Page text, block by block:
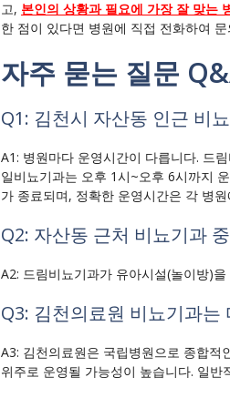
고, 본인의 상황과 필요에 가장 잘 맞는
한 점이 있다면 병원에 직접 전화하여
자주 묻는 질문
Q1: 김천시 자산동 인근 비
A1: 병원마다 운영시간이 다릅니다. 드
일비뇨기과는 오후 1시~오후 6시까지
가 종료되며, 정확한 운영시간은 각 병
Q2: 자산동 근처 비뇨기과
A2: 드림비뇨기과가 유아시설(놀이방)
Q3: 김천의료원 비뇨기과는
A3: 김천의료원은 국립병원으로 종합
위주로 운영될 가능성이 높습니다. 일